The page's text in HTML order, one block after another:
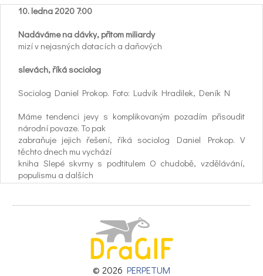
10. ledna 2020 7:00
Nadáváme na dávky, přitom miliardy
mizí v nejasných dotacích a daňových
slevách, říká sociolog
Sociolog Daniel Prokop. Foto: Ludvík Hradilek, Deník N
Máme tendenci jevy s komplikovaným pozadím přisoudit
národní povaze. To pak
zabraňuje jejich řešení, říká sociolog Daniel Prokop. V
těchto dnech mu vychází
kniha Slepé skvrny s podtitulem O chudobě, vzdělávání,
populismu a dalších
výzvách společnosti. O kterých tématech se podle něj málo
Žijeme v nejsvobodnější a ekonomicky nejúspěšnější době?
V případě Česka a ekonomiky to myslím platí. Například
počet lidí, kteří si nemohou
dovolit nenadálý výdaj okolo deseti tisíc korun, klesl za
© 2026 PERPETUM